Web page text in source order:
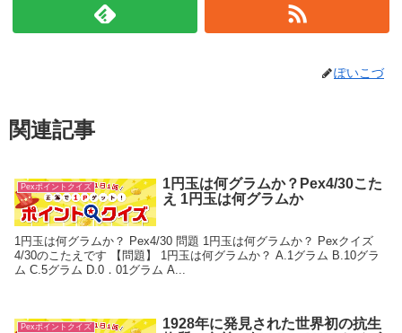
ぽいこづ
関連記事
Pexポイントクイズ
1円玉は何グラムか？Pex4/30こた
え 1円玉は何グラムか
1円玉は何グラムか？ Pex4/30 問題 1円玉は何グラムか？ Pexクイズ
4/30のこたえです 【問題】 1円玉は何グラムか？ A.1グラム B.10グラ
ム C.5グラム D.0．01グラム A...
Pexポイントクイズ
1928年に発見された世界初の抗生